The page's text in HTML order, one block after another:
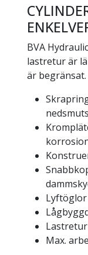
BVA
lastretur är
är begränsat.
Max.